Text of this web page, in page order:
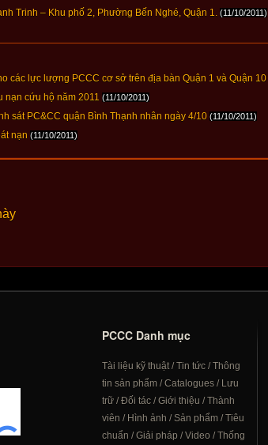
Trinh – Khu phố 2, Phường Bến Nghé, Quận 1. (11/10/2011)
các lực lượng PCCC cơ sở trên địa bàn Quận 1 và Quận 10
nạn cứu hộ năm 2011 (11/10/2011)
sát PC&CC quận Bình Thạnh nhân ngày 4/10 (11/10/2011)
nạn (11/10/2011)
PCCC Danh mục
Tài liệu kỹ thuật/Tin tức/Thông
tin sản phẩm/Catalogues/ Lưu
trữ/Đối tác/Giới thiệu /Thành
viên / Hình ảnh /Sản phẩm/Tiêu
chuẩn /Giải pháp /Video /Thống